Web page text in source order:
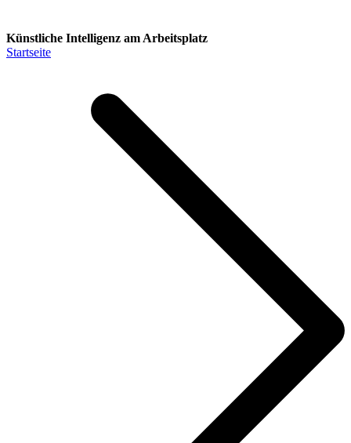
Künstliche Intelligenz am Arbeitsplatz
Startseite